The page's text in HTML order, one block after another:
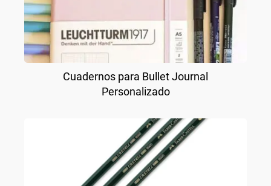
Cuadernos para Bullet Journal
Personalizado